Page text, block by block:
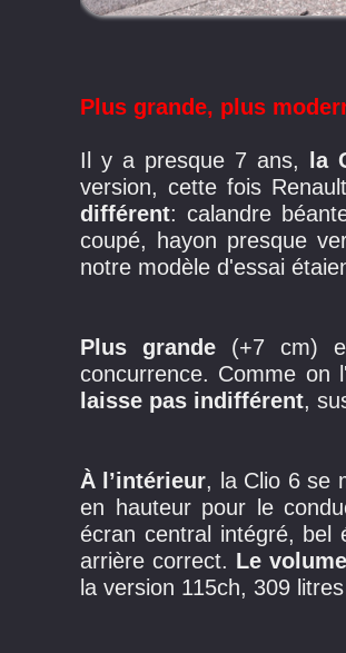
Plus grande, plus
Il y a presque 7 ans, la
version, cette fois
différent: calandre
coupé, hayon presque
notre modèle d'essai
Plus grande (+7 cm)
concurrence. Comme
laisse pas indifférent,
À l’intérieur, la Clio 6 se
en hauteur pour le
écran central intégré, bel
arrière correct. Le
la version 115ch, 309